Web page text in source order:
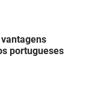
portugueses